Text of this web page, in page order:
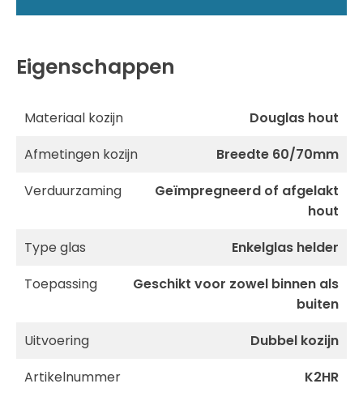
Eigenschappen
Materiaal kozijn
Douglas hout
Afmetingen kozijn
Breedte 60/70mm
Verduurzaming
Geïmpregneerd of afgelakt
hout
Type glas
Enkelglas helder
Toepassing
Geschikt voor zowel binnen als
buiten
Uitvoering
Dubbel kozijn
Artikelnummer
K2HR